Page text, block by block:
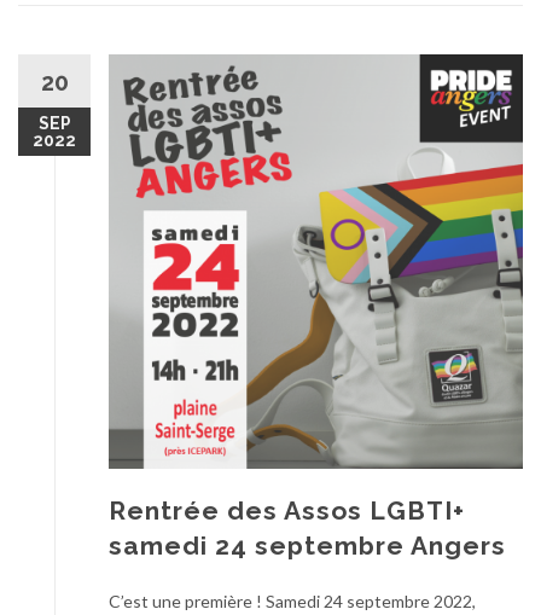
20
SEP
2022
Rentrée des Assos LGBTI+
samedi 24 septembre Angers
C’est une première ! Samedi 24 septembre 2022,